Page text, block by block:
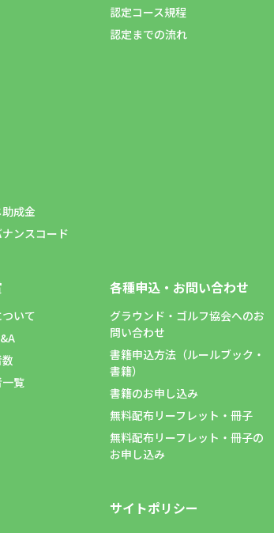
成金
ンスコード
認定コース規程
認定までの流れ
いて
覧
各種申込・お問い合わせ
グラウンド・ゴルフ協会へのお
問い合わせ
書籍申込方法（ルールブック・
書籍）
書籍のお申し込み
無料配布リーフレット・冊子
無料配布リーフレット・冊子の
お申し込み
サイトポリシー